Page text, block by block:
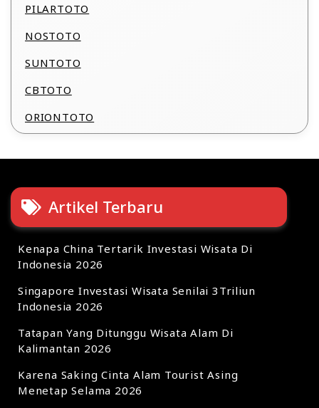
PILARTOTO
NOSTOTO
SUNTOTO
CBTOTO
ORIONTOTO
Artikel Terbaru
Kenapa China Tertarik Investasi Wisata Di
Indonesia 2026
Singapore Investasi Wisata Senilai 3Triliun
Indonesia 2026
Tatapan Yang Ditunggu Wisata Alam Di
Kalimantan 2026
Karena Saking Cinta Alam Tourist Asing
Menetap Selama 2026